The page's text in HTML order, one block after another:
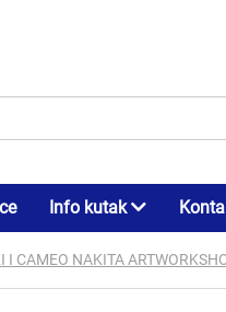
Info kutak
I CAMEO NAKITA